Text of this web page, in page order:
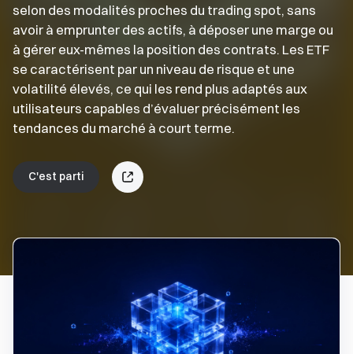
selon des modalités proches du trading spot, sans
avoir à emprunter des actifs, à déposer une marge ou
à gérer eux-mêmes la position des contrats. Les ETF
se caractérisent par un niveau de risque et une
volatilité élevés, ce qui les rend plus adaptés aux
utilisateurs capables d’évaluer précisément les
tendances du marché à court terme.
C'est parti